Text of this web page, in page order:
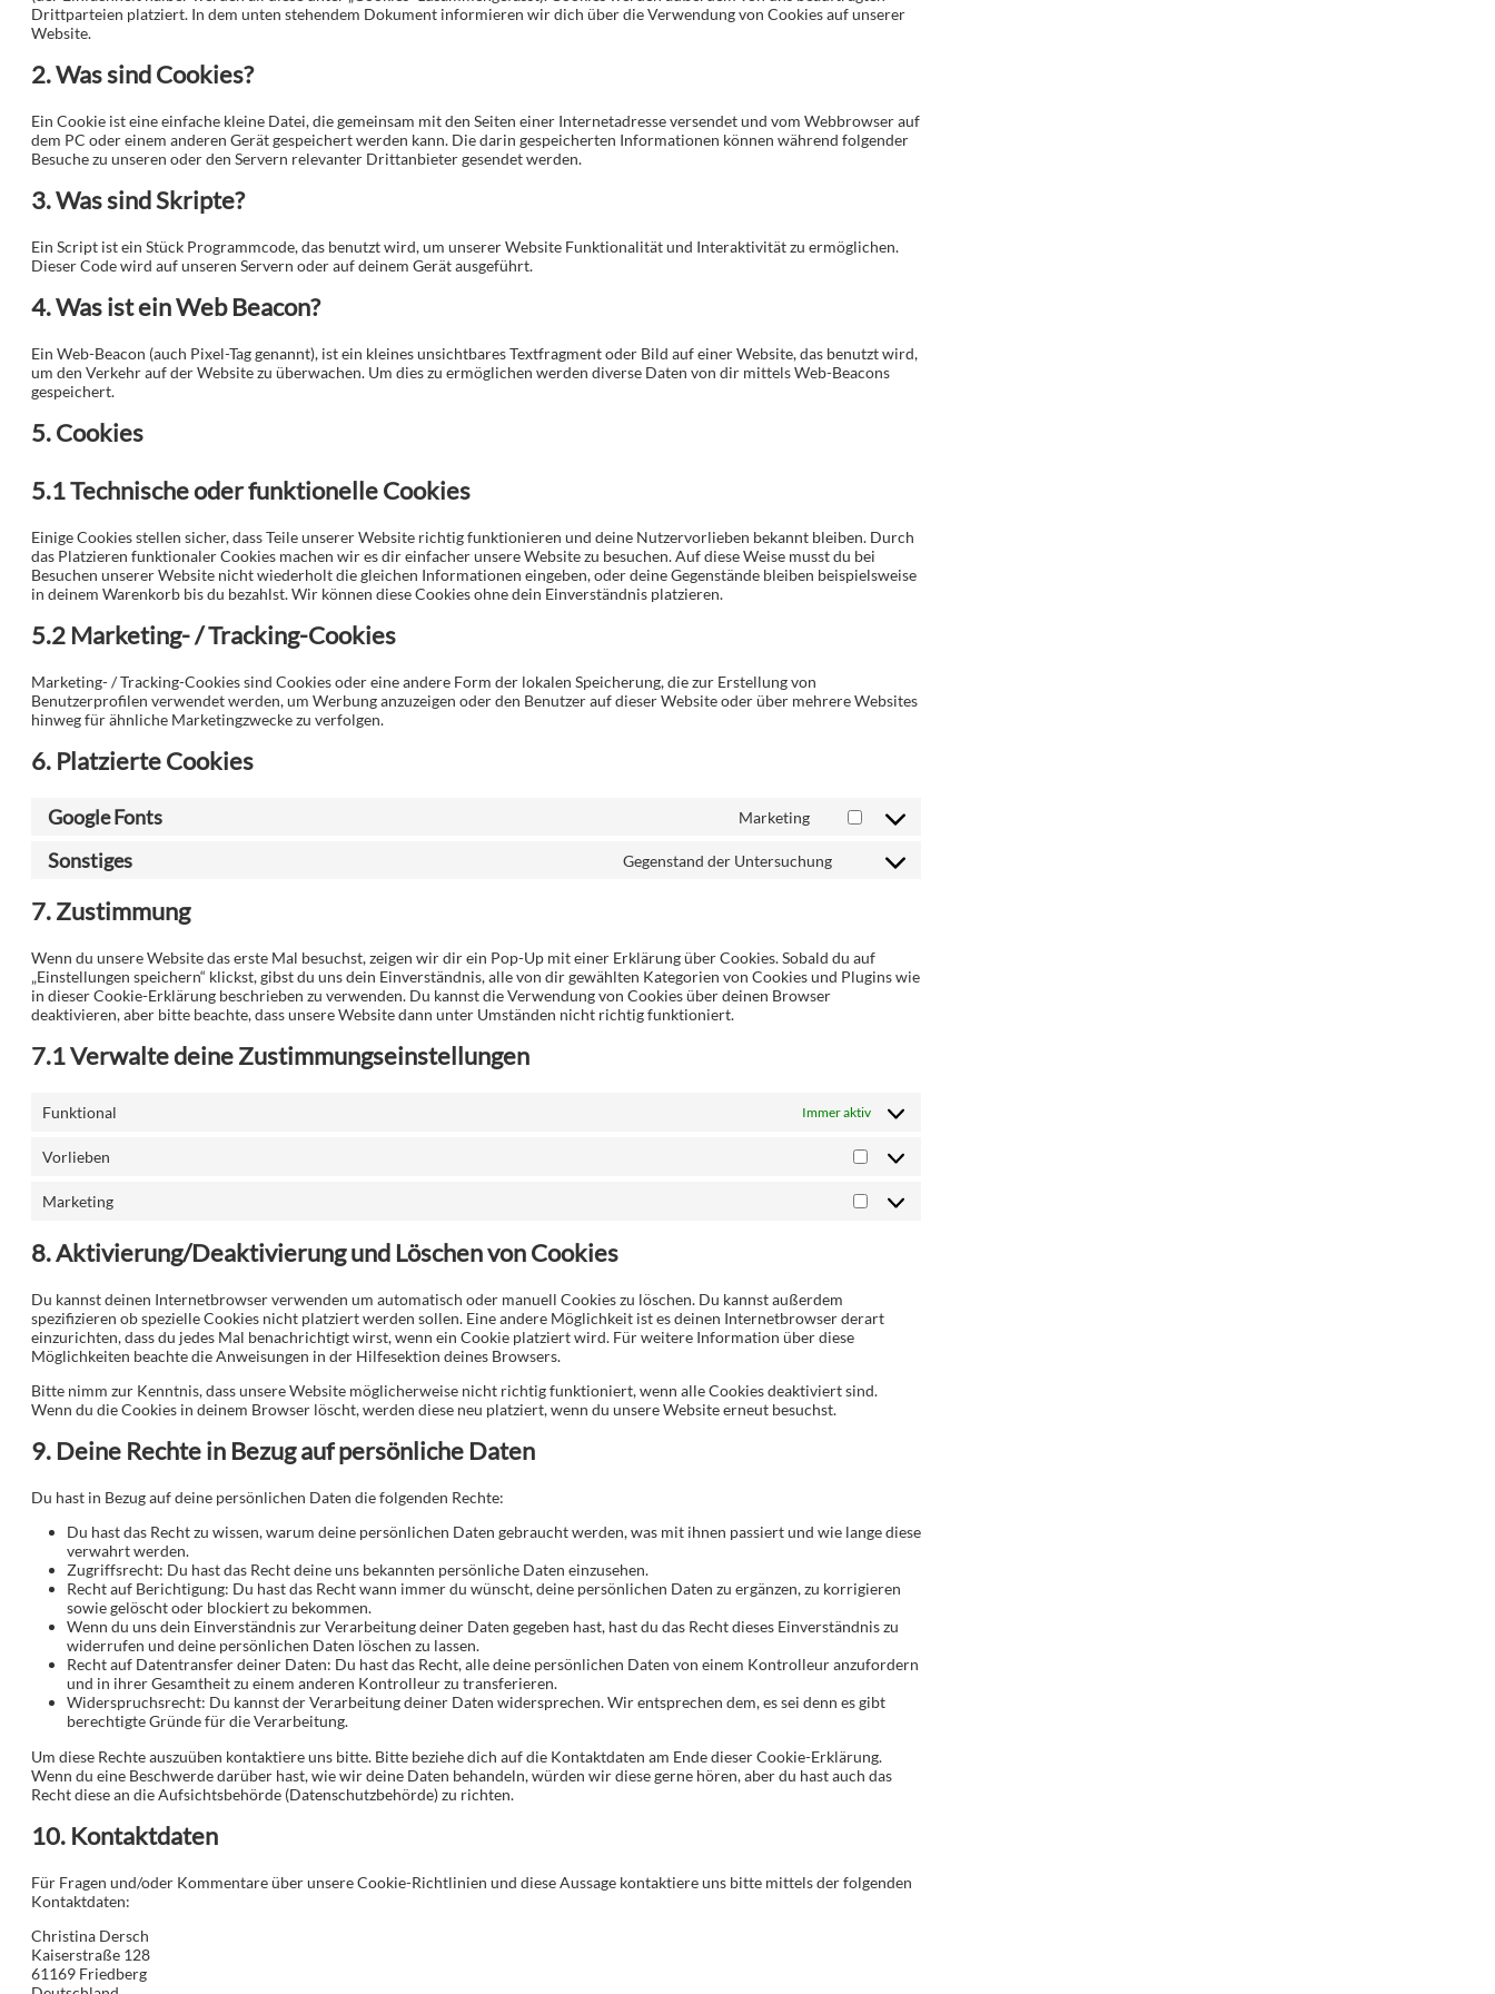
Drittparteien platziert. In dem unten stehendem Dokument informieren wir dich über die Verwendung von Cookies auf unserer
Website.
2. Was sind Cookies?
Ein Cookie ist eine einfache kleine Datei, die gemeinsam mit den Seiten einer Internetadresse versendet und vom Webbrowser auf
dem PC oder einem anderen Gerät gespeichert werden kann. Die darin gespeicherten Informationen können während folgender
Besuche zu unseren oder den Servern relevanter Drittanbieter gesendet werden.
3. Was sind Skripte?
Ein Script ist ein Stück Programmcode, das benutzt wird, um unserer Website Funktionalität und Interaktivität zu ermöglichen.
Dieser Code wird auf unseren Servern oder auf deinem Gerät ausgeführt.
4. Was ist ein Web Beacon?
Ein Web-Beacon (auch Pixel-Tag genannt), ist ein kleines unsichtbares Textfragment oder Bild auf einer Website, das benutzt wird,
um den Verkehr auf der Website zu überwachen. Um dies zu ermöglichen werden diverse Daten von dir mittels Web-Beacons
gespeichert.
5. Cookies
5.1 Technische oder funktionelle Cookies
Einige Cookies stellen sicher, dass Teile unserer Website richtig funktionieren und deine Nutzervorlieben bekannt bleiben. Durch
das Platzieren funktionaler Cookies machen wir es dir einfacher unsere Website zu besuchen. Auf diese Weise musst du bei
Besuchen unserer Website nicht wiederholt die gleichen Informationen eingeben, oder deine Gegenstände bleiben beispielsweise
in deinem Warenkorb bis du bezahlst. Wir können diese Cookies ohne dein Einverständnis platzieren.
5.2 Marketing- / Tracking-Cookies
Marketing- / Tracking-Cookies sind Cookies oder eine andere Form der lokalen Speicherung, die zur Erstellung von
Benutzerprofilen verwendet werden, um Werbung anzuzeigen oder den Benutzer auf dieser Website oder über mehrere Websites
hinweg für ähnliche Marketingzwecke zu verfolgen.
6. Platzierte Cookies
Google Fonts Marketing
Consent
service
Sonstiges Gegenstand der Untersuchung
Consent
7. Zustimmung
Wenn du unsere Website das erste Mal besuchst, zeigen wir dir ein Pop-Up mit einer Erklärung über Cookies. Sobald du auf
„Einstellungen speichern“ klickst, gibst du uns dein Einverständnis, alle von dir gewählten Kategorien von Cookies und Plugins wie
in dieser Cookie-Erklärung beschrieben zu verwenden. Du kannst die Verwendung von Cookies über deinen Browser
deaktivieren, aber bitte beachte, dass unsere Website dann unter Umständen nicht richtig funktioniert.
7.1 Verwalte deine Zustimmungseinstellungen
Funktional Immer aktiv
Vorlieben
Vorlieben
Marketing
Marketing
8. Aktivierung/Deaktivierung und Löschen von Cookies
Du kannst deinen Internetbrowser verwenden um automatisch oder manuell Cookies zu löschen. Du kannst außerdem
spezifizieren ob spezielle Cookies nicht platziert werden sollen. Eine andere Möglichkeit ist es deinen Internetbrowser derart
einzurichten, dass du jedes Mal benachrichtigt wirst, wenn ein Cookie platziert wird. Für weitere Information über diese
Möglichkeiten beachte die Anweisungen in der Hilfesektion deines Browsers.
Bitte nimm zur Kenntnis, dass unsere Website möglicherweise nicht richtig funktioniert, wenn alle Cookies deaktiviert sind.
Wenn du die Cookies in deinem Browser löscht, werden diese neu platziert, wenn du unsere Website erneut besuchst.
9. Deine Rechte in Bezug auf persönliche Daten
Du hast in Bezug auf deine persönlichen Daten die folgenden Rechte:
Du hast das Recht zu wissen, warum deine persönlichen Daten gebraucht werden, was mit ihnen passiert und wie lange diese
verwahrt werden.
Zugriffsrecht: Du hast das Recht deine uns bekannten persönliche Daten einzusehen.
Recht auf Berichtigung: Du hast das Recht wann immer du wünscht, deine persönlichen Daten zu ergänzen, zu korrigieren
sowie gelöscht oder blockiert zu bekommen.
Wenn du uns dein Einverständnis zur Verarbeitung deiner Daten gegeben hast, hast du das Recht dieses Einverständnis zu
widerrufen und deine persönlichen Daten löschen zu lassen.
Recht auf Datentransfer deiner Daten: Du hast das Recht, alle deine persönlichen Daten von einem Kontrolleur anzufordern
und in ihrer Gesamtheit zu einem anderen Kontrolleur zu transferieren.
Widerspruchsrecht: Du kannst der Verarbeitung deiner Daten widersprechen. Wir entsprechen dem, es sei denn es gibt
berechtigte Gründe für die Verarbeitung.
Um diese Rechte auszuüben kontaktiere uns bitte. Bitte beziehe dich auf die Kontaktdaten am Ende dieser Cookie-Erklärung.
Wenn du eine Beschwerde darüber hast, wie wir deine Daten behandeln, würden wir diese gerne hören, aber du hast auch das
Recht diese an die Aufsichtsbehörde (Datenschutzbehörde) zu richten.
10. Kontaktdaten
Für Fragen und/oder Kommentare über unsere Cookie-Richtlinien und diese Aussage kontaktiere uns bitte mittels der folgenden
Kontaktdaten:
Christina Dersch
Kaiserstraße 128
61169 Friedberg